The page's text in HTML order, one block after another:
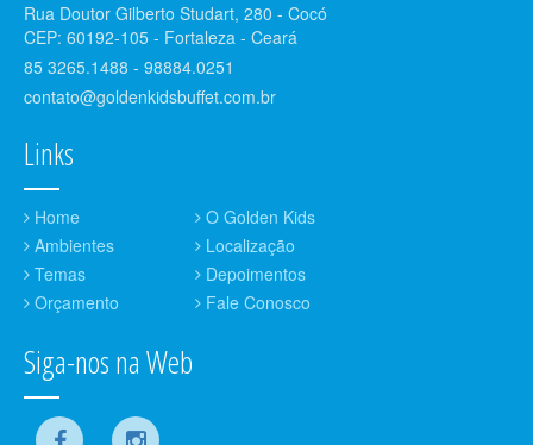
Rua Doutor Gilberto Studart, 280 - Cocó
CEP: 60192-105 - Fortaleza - Ceará
85 3265.1488 - 98884.0251
contato@goldenkidsbuffet.com.br
Links
Home
O Golden Kids
Ambientes
Localização
Temas
Depoimentos
Orçamento
Fale Conosco
Siga-nos na Web